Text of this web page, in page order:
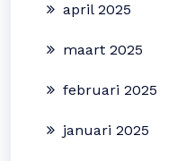
april 2025
maart 2025
februari 2025
januari 2025